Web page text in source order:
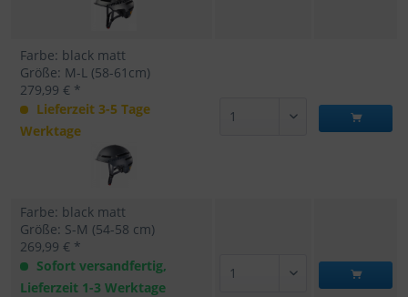
Farbe: black matt
Größe: M-L (58-61cm)
279,99 € *
Lieferzeit 3-5 Tage
Werktage
Farbe: black matt
Größe: S-M (54-58 cm)
269,99 € *
Sofort versandfertig,
Lieferzeit 1-3 Werktage